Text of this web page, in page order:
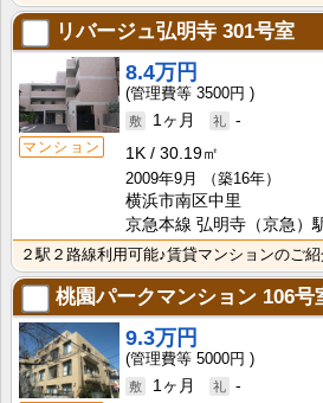
リバージュ弘明寺 301号室
マンション
8.4万円
3500円
1ヶ月
-
1K
30.19㎡
2009年9月
（築16年）
横浜市南区中里
京急本線 弘明寺（京急）
桃園パークマンション 106号
9.3万円
5000円
1ヶ月
-